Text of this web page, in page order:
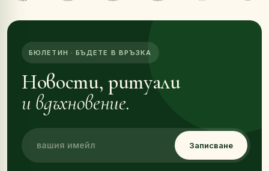
БЮЛЕТИН · БЪДЕТЕ В ВРЪЗКА
Новости, ритуали
и вдъхновение.
Записване